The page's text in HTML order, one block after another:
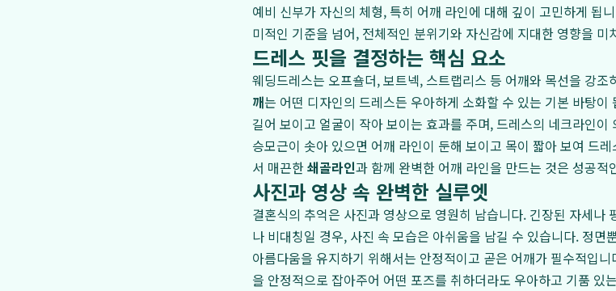
예비 신부가 자신의 체형, 특히 어깨 라인에 대해 깊이 고민하게 됩
미적인 기준을 넘어, 전체적인 분위기와 자신감에 지대한 영향을 미
드레스 핏을 결정하는 핵심 요소
웨딩드레스는 오프숄더, 보트넥, 스트랩리스 등 어깨와 목선을 강조
깨는 어떤 디자인의 드레스든 우아하게 소화할 수 있는 기본 바탕
길어 보이고 얼굴이 작아 보이는 효과를 주며, 드레스의 네크라인
승모근이 솟아 있으면 어깨 라인이 둔해 보이고 목이 짧아 보여 드
서 매끈한쇄골라인과 함께 완벽한 어깨 라인을 만드는 것은 성공
사진과 영상 속 완벽한 실루엣
결혼식의 추억은 사진과 영상으로 영원히 남습니다. 긴장된 자세나
나 비대칭일 경우, 사진 속 모습은 아쉬움을 남길 수 있습니다. 정면
아름다움을 유지하기 위해서는 안정적이고 곧은 어깨가 필수적입니
을 안정적으로 잡아주어 어떤 포즈를 취하더라도 우아하고 기품 있